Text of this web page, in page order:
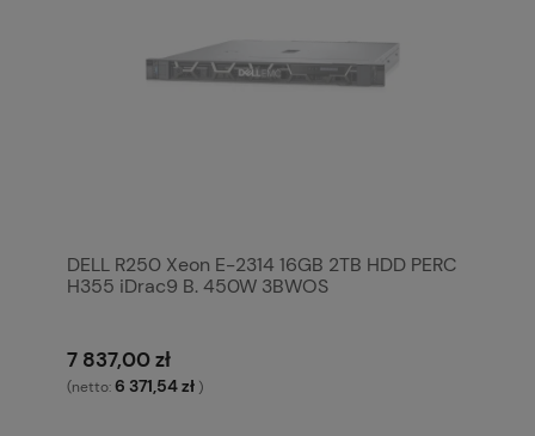
DELL R250 Xeon E-2314 16GB 2TB HDD PERC
H355 iDrac9 B. 450W 3BWOS
7 837,00 zł
(netto:6 371,54 zł )